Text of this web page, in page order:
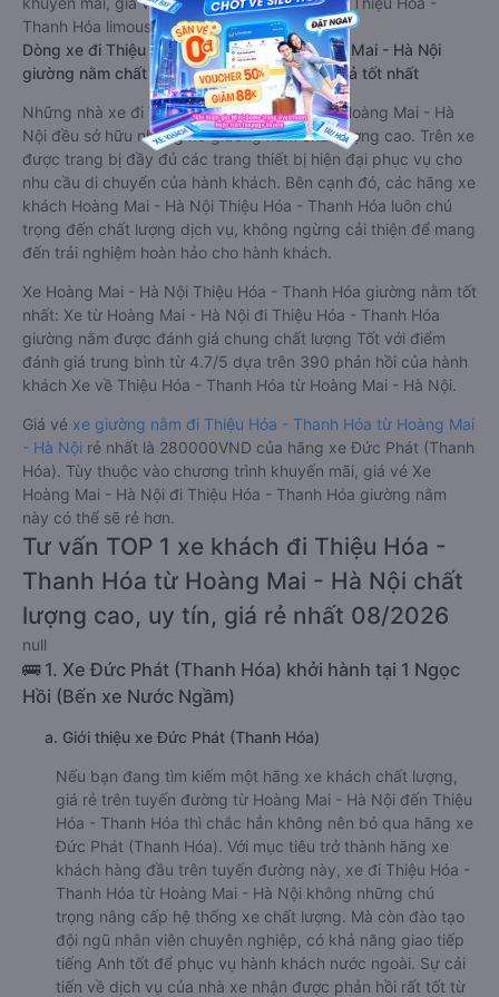
Thanh Hóa limousine này có thể sẽ rẻ hơn
Dòng xe đi Thiệu Hóa - Thanh Hóa từ Hoàng Mai - Hà Nội
giường nằm chất lượng cao: Thoải mái, giá cả tốt nhất
Những nhà xe đi Thiệu Hóa - Thanh Hóa từ Hoàng Mai - Hà
Nội đều sở hữu những xe giường nằm chất lượng cao. Trên xe
được trang bị đầy đủ các trang thiết bị hiện đại phục vụ cho
nhu cầu di chuyển của hành khách. Bên cạnh đó, các hãng xe
khách Hoàng Mai - Hà Nội Thiệu Hóa - Thanh Hóa luôn chú
trọng đến chất lượng dịch vụ, không ngừng cải thiện để mang
đến trải nghiệm hoàn hảo cho hành khách.
Xe Hoàng Mai - Hà Nội Thiệu Hóa - Thanh Hóa giường nằm tốt
nhất: Xe từ Hoàng Mai - Hà Nội đi Thiệu Hóa - Thanh Hóa
giường nằm được đánh giá chung chất lượng Tốt với điểm
đánh giá trung bình từ 4.7/5 dựa trên 390 phản hồi của hành
khách Xe về Thiệu Hóa - Thanh Hóa từ Hoàng Mai - Hà Nội.
Giá vé xe giường nằm đi Thiệu Hóa - Thanh Hóa từ Hoàng Mai
- Hà Nội rẻ nhất là 280000VND của hãng xe Đức Phát (Thanh
Hóa). Tùy thuộc vào chương trình khuyến mãi, giá vé Xe
Hoàng Mai - Hà Nội đi Thiệu Hóa - Thanh Hóa giường nằm
này có thể sẽ rẻ hơn.
Tư vấn TOP 1 xe khách đi Thiệu Hóa -
Thanh Hóa từ Hoàng Mai - Hà Nội chất
lượng cao, uy tín, giá rẻ nhất 08/2026
null
🚌 1. Xe Đức Phát (Thanh Hóa) khởi hành tại 1 Ngọc
Hồi (Bến xe Nước Ngầm)
a. Giới thiệu xe Đức Phát (Thanh Hóa)
Nếu bạn đang tìm kiếm một hãng xe khách chất lượng,
giá rẻ trên tuyến đường từ Hoàng Mai - Hà Nội đến Thiệu
Hóa - Thanh Hóa thì chắc hẳn không nên bỏ qua hãng xe
Đức Phát (Thanh Hóa). Với mục tiêu trở thành hãng xe
khách hàng đầu trên tuyến đường này, xe đi Thiệu Hóa -
Thanh Hóa từ Hoàng Mai - Hà Nội không những chú
trọng nâng cấp hệ thống xe chất lượng. Mà còn đào tạo
đội ngũ nhân viên chuyên nghiệp, có khả năng giao tiếp
tiếng Anh tốt để phục vụ hành khách nước ngoài. Sự cải
tiến về dịch vụ của nhà xe nhận được phản hồi rất tốt từ